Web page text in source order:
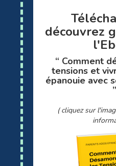
découvrez
“ Comment
tensions et
épanouie avec
”
( cliquez sur